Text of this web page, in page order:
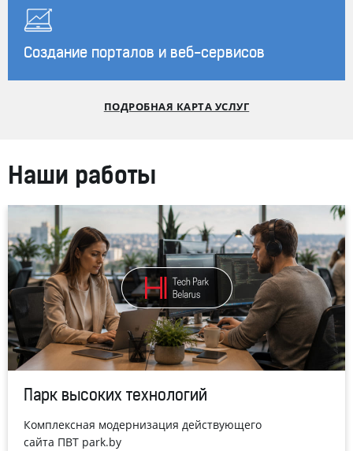
Создание порталов и веб-сервисов
ПОДРОБНАЯ КАРТА УСЛУГ
Наши работы
Парк высоких технологий
Комплексная модернизация действующего
сайта ПВТ park.by